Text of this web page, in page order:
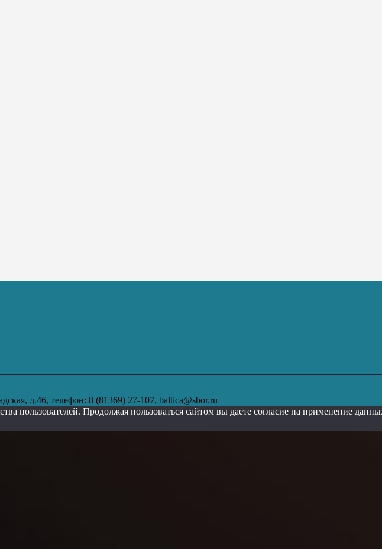
д.46, телефон: 8 (81369) 27-107, baltica@sbor.ru
пользователей. Продолжая пользоваться сайтом вы даете согласие на применение